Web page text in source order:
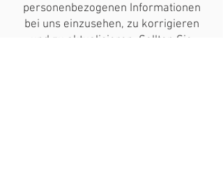
personenbezogenen Informationen
bei uns einzusehen, zu korrigieren
und zu aktualisieren. Sollten Sie